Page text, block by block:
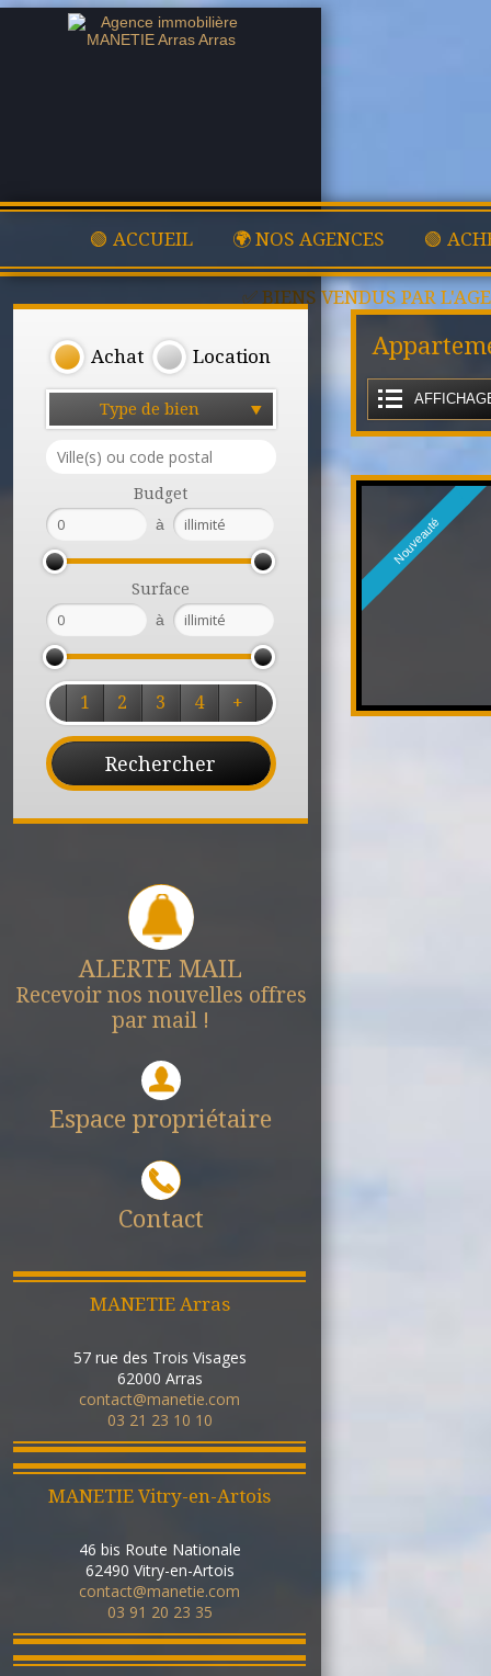
🟢 ACCUEIL 🌍 NOS AGENCES 🟢
✅ BIENS VENDUS PAR
Achat Location
Type de bien
Budget
à
Surface
à
1 2 3 4 +
ALERTE MAIL
Recevoir nos nouvelles offres
par mail !
Espace propriétaire
Contact
MANETIE Arras
57 rue des Trois Visages
62000 Arras
contact@manetie.com
03 21 23 10 10
MANETIE Vitry-en-Artois
46 bis Route Nationale
62490 Vitry-en-Artois
contact@manetie.com
03 91 20 23 35
Nouveauté